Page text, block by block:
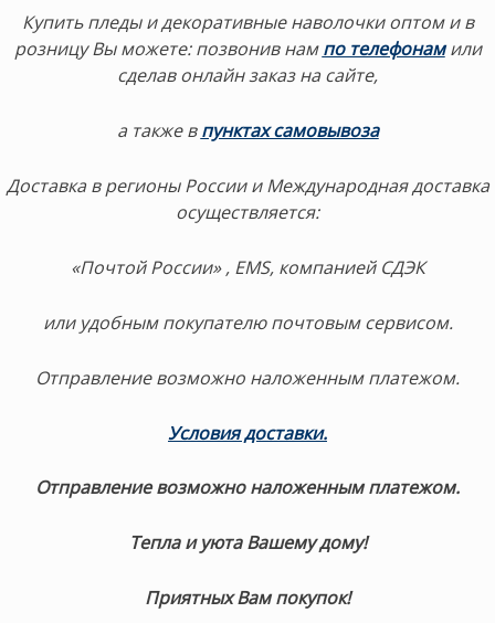
Купить пледы и декоративные наволочки оптом и в
розницу Вы можете:позвонив нампо телефонамили
сделав онлайн заказ на сайте,
а также впунктах самовывоза
Доставка в регионы России и Международная доставка
осуществляется:
«Почтой России» , EMS, компанией СДЭК
или удобным покупателю почтовым сервисом.
Отправление возможно наложенным платежом.
Условия доставки.
Отправление возможно наложенным платежом.
Тепла и уюта Вашему дому!
Приятных Вам покупок!